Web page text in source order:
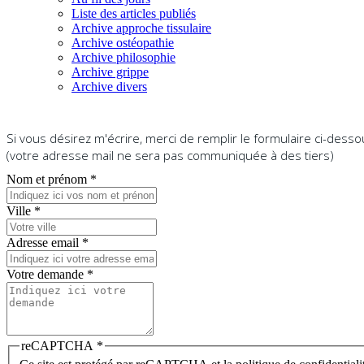
Liste des articles publiés
Archive approche tissulaire
Archive ostéopathie
Archive philosophie
Archive grippe
Archive divers
Si vous désirez m'écrire, merci de remplir le formulaire ci-
(votre adresse mail ne sera pas communiquée à des tiers)
Nom et prénom *
Ville *
Adresse email *
Votre demande *
reCAPTCHA *